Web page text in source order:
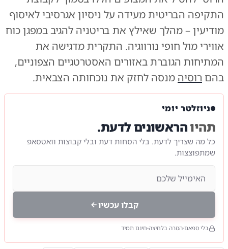
התקיפה הבריטית מעידה על ניסיון אגרסיבי לאיסוף
מודיעין – מהלך שאילץ את בריטניה להגיב במפגן כוח
אווירי מול חופי נורווגיה. התקרית מדגישה את
המתיחות הגוברת באזורים האסטרטגיים הצפוניים,
בהם רוסיה מנסה לחזק את נוכחותה הצבאית.
ניוזלטר יומי
תהיוהראשונים לדעת.
כל מה שצריך לדעת. בלי הסחות דעת ובלי קבוצות וואטסאפ
שמתפוצצות.
קבלו עכשיו
בלי ספאם הסרה בלחיצה חינם תמיד